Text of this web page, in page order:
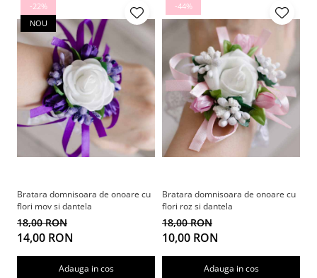
-22%
NOU
Bratara domnisoara de onoare cu
flori mov si dantela
18,00 RON
14,00 RON
Adauga in cos
-44%
Bratara domnisoara de onoare cu
flori roz si dantela
18,00 RON
10,00 RON
Adauga in cos